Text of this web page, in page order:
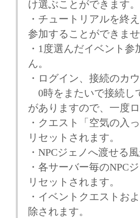
け選ぶことができます。
・チュートリアルを終
参加することができま
・1度選んだイベント
ん。
・ログイン、接続のカ
0時をまたいで接続し
がありますので、一度
・クエスト「空気の入
リセットされます。
・NPCジェノへ渡せる
・各サーバー毎のNPC
リセットされます。
・イベントクエストお
除されます。